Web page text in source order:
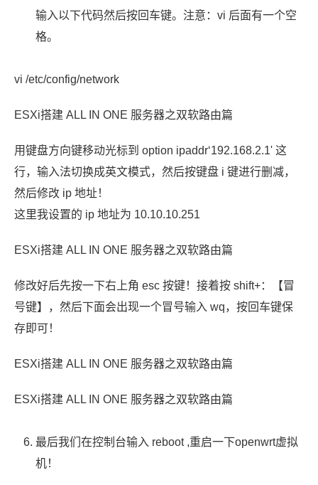
输入以下代码然后按回车键。注意：vi 后面有一个空
格。
vi /etc/config/network
ESXi搭建 ALL IN ONE 服务器之双软路由篇
用键盘方向键移动光标到 option ipaddr‘192.168.2.1' 这
行，输入法切换成英文模式，然后按键盘 i 键进行删减，
然后修改 ip 地址！
这里我设置的 ip 地址为 10.10.10.251
ESXi搭建 ALL IN ONE 服务器之双软路由篇
修改好后先按一下右上角 esc 按键！接着按 shift+：【冒
号键】，然后下面会出现一个冒号输入 wq，按回车键保
存即可！
ESXi搭建 ALL IN ONE 服务器之双软路由篇
ESXi搭建 ALL IN ONE 服务器之双软路由篇
最后我们在控制台输入 reboot ,重启一下openwrt虚拟
机！